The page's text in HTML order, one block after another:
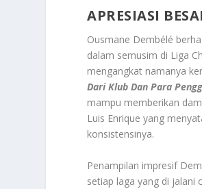
APRESIASI
Ousmane Dembélé
dalam semusim di Liga
mengangkat namanya
Dari Klub Dan Para
mampu memberikan
Luis Enrique yang
konsistensinya.
Penampilan impresif
setiap laga yang di jalani